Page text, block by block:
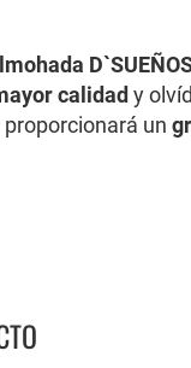
calidad y
proporcionará un